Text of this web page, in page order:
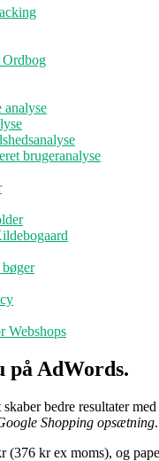
Ordbog
analyse
brugeranalyse
bøger
Webshops
på AdWords.
bedre resultater
Shopping opsætning.
(376 kr ex moms), og